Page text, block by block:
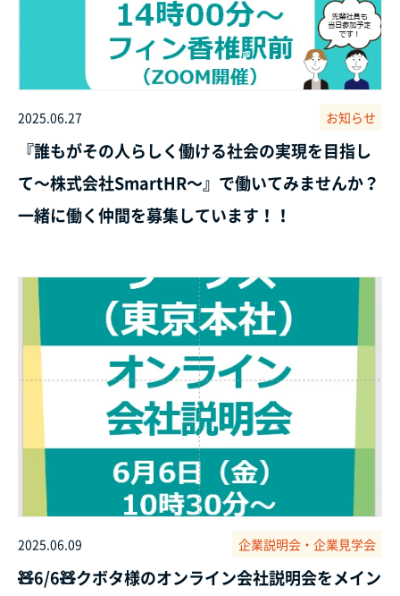
2025.06.27 お知らせ
『誰もがその人らしく働ける社会の実現を目指し
て～株式会社SmartHR～』で働いてみませんか？
一緒に働く仲間を募集しています！！
2025.06.09 企業説明会・企業見学会
🧸6/6🧸クボタ様のオンライン会社説明会をメイン